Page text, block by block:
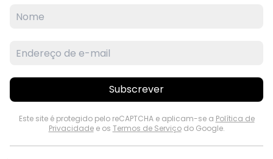
Subscrever
Este site é protegido pelo reCAPTCHA e aplicam-se a Política de
Privacidadee os Termos de Serviçodo Google.